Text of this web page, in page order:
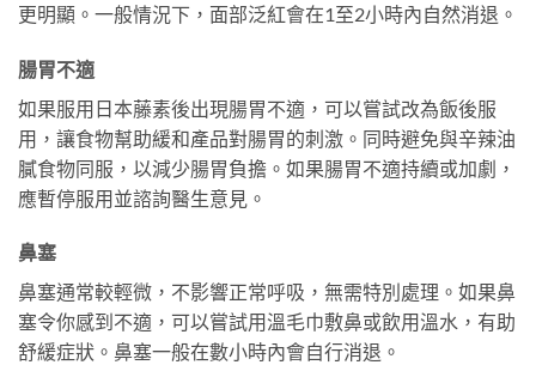
更明顯。一般情況下，面部泛紅會在1至2小時內自然消退。
腸胃不適
如果服用日本藤素後出現腸胃不適，可以嘗試改為飯後服
用，讓食物幫助緩和產品對腸胃的刺激。同時避免與辛辣油
膩食物同服，以減少腸胃負擔。如果腸胃不適持續或加劇，
應暫停服用並諮詢醫生意見。
鼻塞
鼻塞通常較輕微，不影響正常呼吸，無需特別處理。如果鼻
塞令你感到不適，可以嘗試用溫毛巾敷鼻或飲用溫水，有助
舒緩症狀。鼻塞一般在數小時內會自行消退。